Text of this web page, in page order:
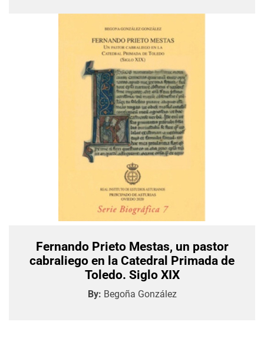
Fernando Prieto Mestas, un pastor
cabraliego en la Catedral Primada de
Toledo. Siglo XIX
By: Begoña González